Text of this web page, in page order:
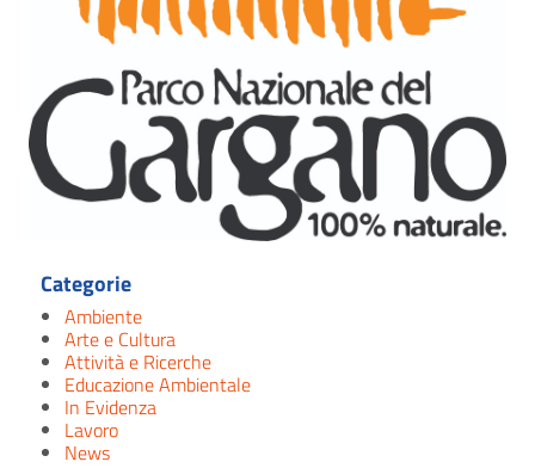
Categorie
Ambiente
Arte e Cultura
Attività e Ricerche
Educazione Ambientale
In Evidenza
Lavoro
News